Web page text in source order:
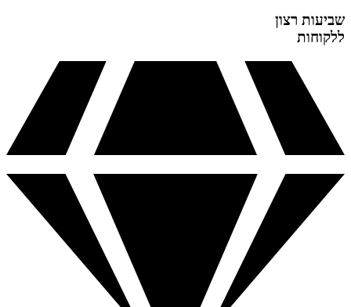
שביעות רצון
ללקוחות